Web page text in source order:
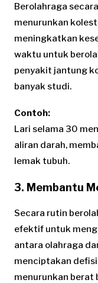
Berolahraga
menurunkan
meningkatkan
waktu untuk
penyakit jantung
banyak studi.
Contoh:
Lari selama 30
aliran darah,
lemak tubuh.
3. Membantu
Secara rutin
efektif untuk
antara olahraga
menciptakan
menurunkan berat